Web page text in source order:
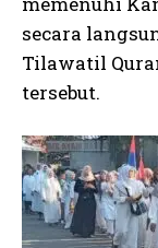
secara
Tilawatil
tersebut.